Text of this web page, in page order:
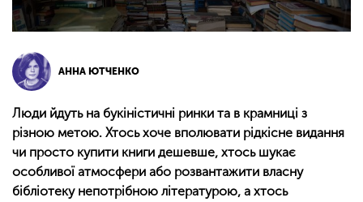
АННА ЮТЧЕНКО
Люди йдуть на букіністичні ринки та в крамниці з
різною метою. Хтось хоче вполювати рідкісне видання
чи просто купити книги дешевше, хтось шукає
особливої атмосфери або розвантажити власну
бібліотеку непотрібною літературою, а хтось